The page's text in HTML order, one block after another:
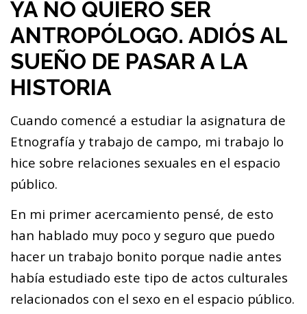
YA NO QUIERO SER
ANTROPÓLOGO. ADIÓS AL
SUEÑO DE PASAR A LA
HISTORIA
Cuando comencé a estudiar la asignatura de
Etnografía y trabajo de campo, mi trabajo lo
hice sobre relaciones sexuales en el espacio
público.
En mi primer acercamiento pensé, de esto
han hablado muy poco y seguro que puedo
hacer un trabajo bonito porque nadie antes
había estudiado este tipo de actos culturales
relacionados con el sexo en el espacio público.